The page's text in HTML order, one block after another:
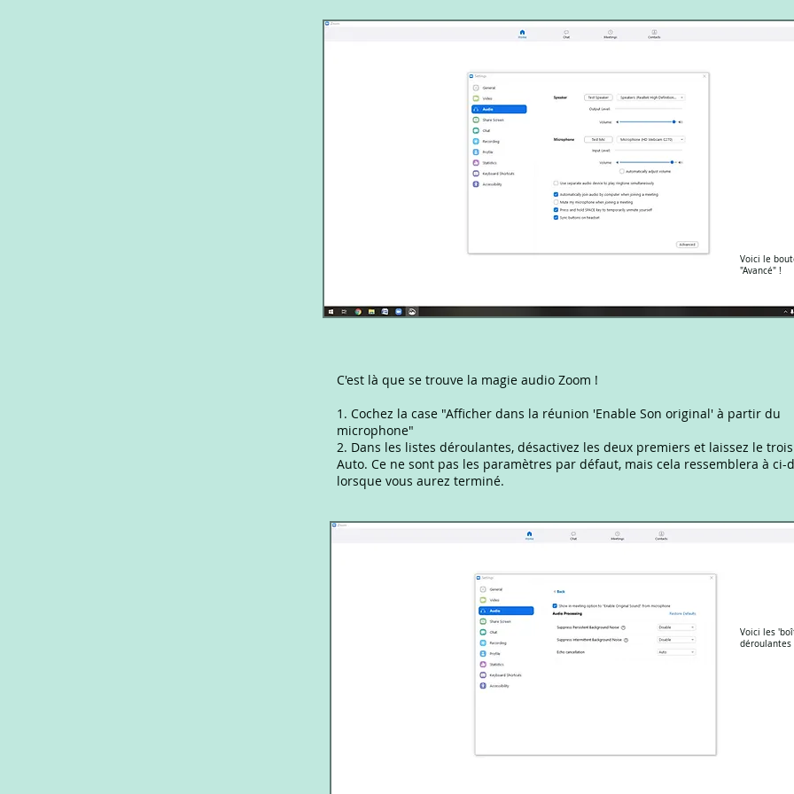
Voici le
"Avancé" !
C'est là que se trouve la magie audio Zoom !
1. Cochez la case "Afficher dans la réunion 'Enable Son original' à partir du
microphone"
2. Dans les listes déroulantes, désactivez les deux premiers et laissez le
Auto. Ce ne sont pas les paramètres par défaut, mais cela ressemblera à ci-
lorsque vous aurez terminé.
Voici les
déroulantes